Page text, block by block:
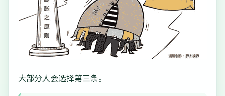
大部分人会选择第三条。